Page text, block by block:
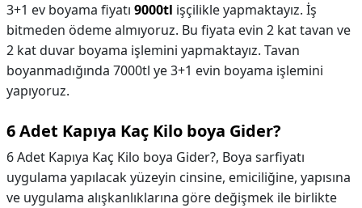
3+1 ev boyama fiyatı 9000tl işçilikle yapmaktayız. İş
bitmeden ödeme almıyoruz. Bu fiyata evin 2 kat tavan ve
2 kat duvar boyama işlemini yapmaktayız. Tavan
boyanmadığında 7000tl ye 3+1 evin boyama işlemini
yapıyoruz.
6 Adet Kapıya Kaç Kilo boya Gider?
6 Adet Kapıya Kaç Kilo boya Gider?, Boya sarfiyatı
uygulama yapılacak yüzeyin cinsine, emiciliğine, yapısına
ve uygulama alışkanlıklarına göre değişmek ile birlikte